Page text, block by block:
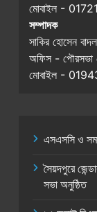
মোবাইল -
সম্পাদক
সাকির হোসেন বাদল
অফিস - পৌরসভা
মোবাইল -
এসএসসি ও
সৈয়দপুরে
সভা অনুষ্ঠিত